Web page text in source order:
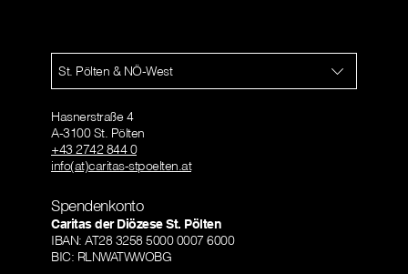
St. Pölten & NÖ-West
Hasnerstraße 4
A-3100 St. Pölten
+43 2742 844 0
info(at)caritas-stpoelten.at
Spendenkonto
Caritas der Diözese St. Pölten
IBAN: AT28 3258 5000 0007 6000
BIC: RLNWATWWOBG